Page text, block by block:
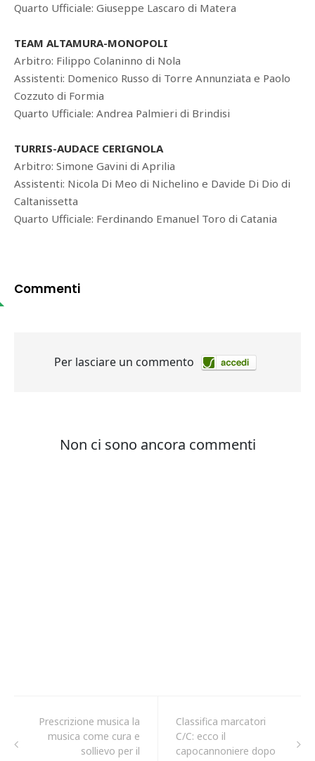
Quarto Ufficiale: Giuseppe Lascaro di Matera
TEAM ALTAMURA-MONOPOLI
Arbitro: Filippo Colaninno di Nola
Assistenti: Domenico Russo di Torre Annunziata e Paolo
Cozzuto di Formia
Quarto Ufficiale: Andrea Palmieri di Brindisi
TURRIS-AUDACE CERIGNOLA
Arbitro: Simone Gavini di Aprilia
Assistenti: Nicola Di Meo di Nichelino e Davide Di Dio di
Caltanissetta
Quarto Ufficiale: Ferdinando Emanuel Toro di Catania
Commenti
Prescrizione musica la
musica come cura e
sollievo per il
Classifica marcatori
C/C: ecco il
capocannoniere dopo